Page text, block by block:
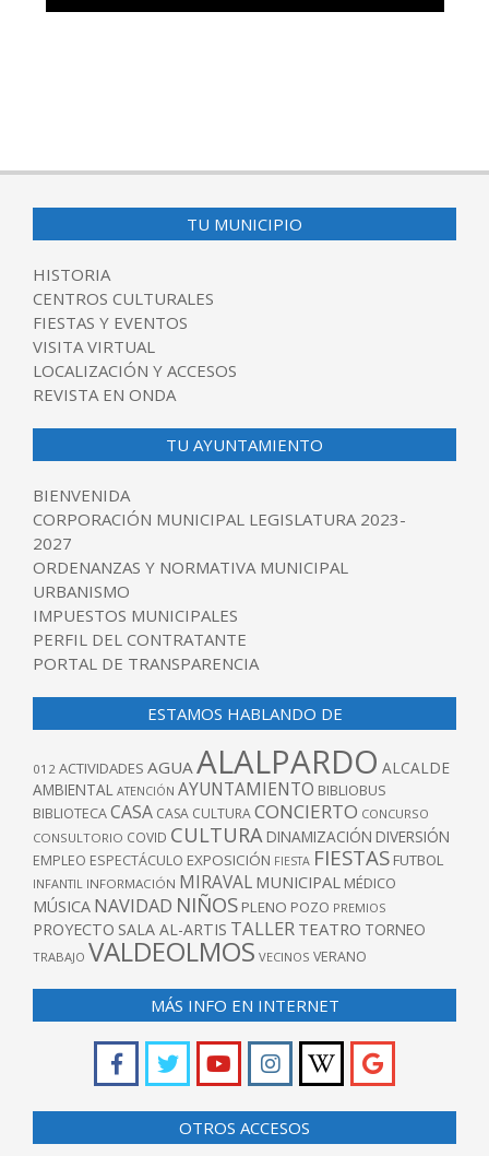
TU MUNICIPIO
HISTORIA
CENTROS CULTURALES
FIESTAS Y EVENTOS
VISITA VIRTUAL
LOCALIZACIÓN Y ACCESOS
REVISTA EN ONDA
TU AYUNTAMIENTO
BIENVENIDA
CORPORACIÓN MUNICIPAL LEGISLATURA 2023-
2027
ORDENANZAS Y NORMATIVA MUNICIPAL
URBANISMO
IMPUESTOS MUNICIPALES
PERFIL DEL CONTRATANTE
PORTAL DE TRANSPARENCIA
ESTAMOS HABLANDO DE
012 ACTIVIDADES AGUA ALALPARDO ALCALDE
AMBIENTAL ATENCIÓN AYUNTAMIENTO BIBLIOBUS
BIBLIOTECACASA CASA CULTURACONCIERTO CONCURSO
CONSULTORIO COVID CULTURA DINAMIZACIÓN DIVERSIÓN
EMPLEO ESPECTÁCULO EXPOSICIÓN FIESTA FIESTAS FUTBOL
INFANTIL INFORMACIÓN MIRAVAL MUNICIPAL MÉDICO
MÚSICA NAVIDAD NIÑOS PLENO POZO PREMIOS
PROYECTO SALA AL-ARTIS TALLER TEATRO TORNEO
TRABAJO VALDEOLMOS VECINOS VERANO
MÁS INFO EN INTERNET
OTROS ACCESOS